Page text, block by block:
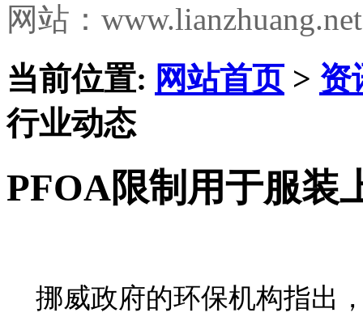
网站：www.lianzhuang.net
当前位置: 网站首页> 资
行业动态
PFOA限制用于服装
挪威政府的环保机构指出